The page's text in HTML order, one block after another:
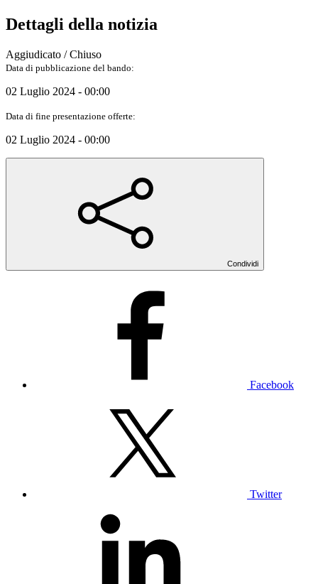
Dettagli della notizia
Aggiudicato / Chiuso
Data di pubblicazione del bando:
02 Luglio 2024 - 00:00
Data di fine presentazione offerte:
02 Luglio 2024 - 00:00
Condividi
Facebook
Twitter